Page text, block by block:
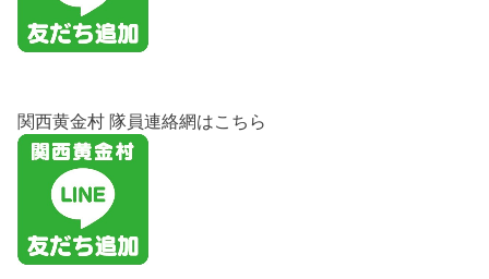
関西黄金村 隊員連絡網はこちら